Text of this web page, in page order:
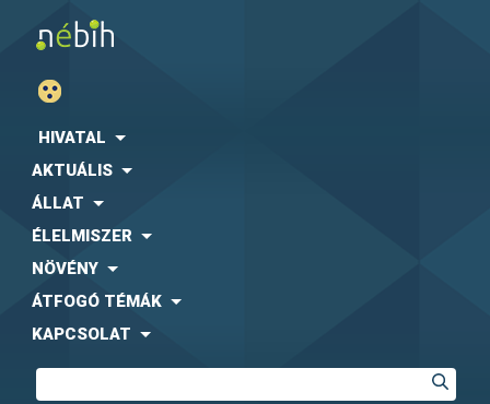
HIVATAL
AKTUÁLIS
ÁLLAT
ÉLELMISZER
NÖVÉNY
ÁTFOGÓ TÉMÁK
KAPCSOLAT